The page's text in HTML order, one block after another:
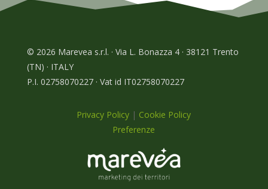
© 2026 Marevea s.r.l. · Via L. Bonazza 4 · 38121 Trento
(TN) · ITALY
P.I. 02758070227 · Vat id IT02758070227
Privacy Policy | Cookie Policy
Preferenze